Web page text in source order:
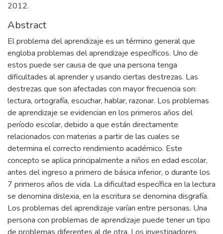
2012.
Abstract
El problema del aprendizaje es un término general que
engloba problemas del aprendizaje específicos. Uno de
estos puede ser causa de que una persona tenga
dificultades al aprender y usando ciertas destrezas. Las
destrezas que son afectadas con mayor frecuencia son:
lectura, ortografía, escuchar, hablar, razonar. Los problemas
de aprendizaje se evidencian en los primeros años del
período escolar, debido a que están directamente
relacionados con materias a partir de las cuales se
determina el correcto rendimiento académico. Este
concepto se aplica principalmente a niños en edad escolar,
antes del ingreso a primero de básica inferior, o durante los
7 primeros años de vida. La dificultad específica en la lectura
se denomina dislexia, en la escritura se denomina disgrafía.
Los problemas del aprendizaje varían entre personas. Una
persona con problemas de aprendizaje puede tener un tipo